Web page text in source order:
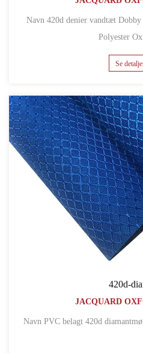
Navn 420d denier vandtæt Dobby Honeycomb Fodbold Ripstop
Polyester
Se
420d-
JACQUARD
Navn PVC belagt 420d